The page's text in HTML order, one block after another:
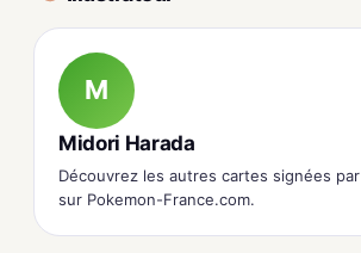
M
Midori Harada
Découvrez les autres cartes signées par
sur Pokemon-France.com.